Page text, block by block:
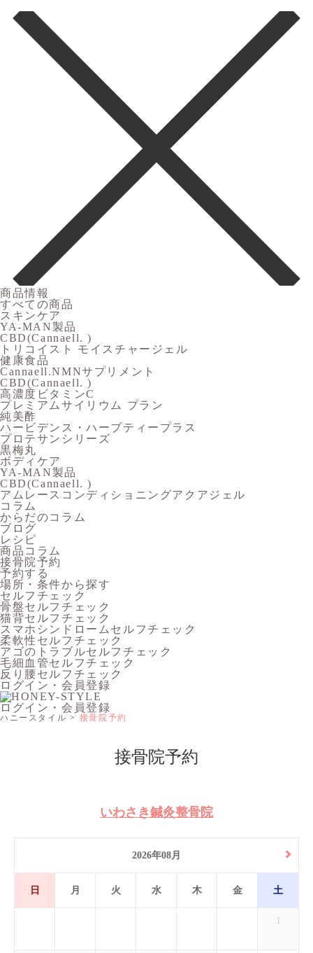
商品情報
すべての商品
スキンケア
YA-MAN製品
CBD(Cannaell. )
トリコイスト モイスチャージェル
健康食品
Cannaell.NMNサプリメント
CBD(Cannaell. )
高濃度ビタミンC
プレミアムサイリウム プラン
純美酢
ハービデンス・ハーブティープラス
プロテサンシリーズ
黒梅丸
ボディケア
YA-MAN製品
CBD(Cannaell. )
アムレースコンディショニングアクアジェル
コラム
からだのコラム
ブログ
レシピ
商品コラム
接骨院予約
予約する
場所・条件から探す
セルフチェック
骨盤セルフチェック
猫背セルフチェック
スマホシンドロームセルフチェック
柔軟性セルフチェック
アゴのトラブルセルフチェック
毛細血管セルフチェック
反り腰セルフチェック
ログイン・会員登録
ログイン・会員登録
ハニースタイル 接骨院予約
接骨院予約
いわさき鍼灸整骨院
2026年08月
日 月 火 水 木 金 土
1